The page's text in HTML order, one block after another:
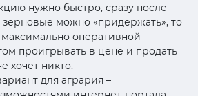
нужно быстро, сразу после
можно «придержать», то
оперативной
проигрывать в цене и продать
хочет никто.
для агрария –